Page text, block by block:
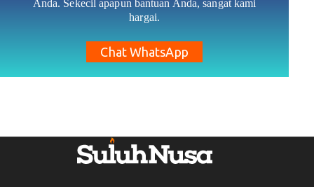
Anda. Sekecil apapun bantuan Anda, sangat kami
hargai.
Chat WhatsApp